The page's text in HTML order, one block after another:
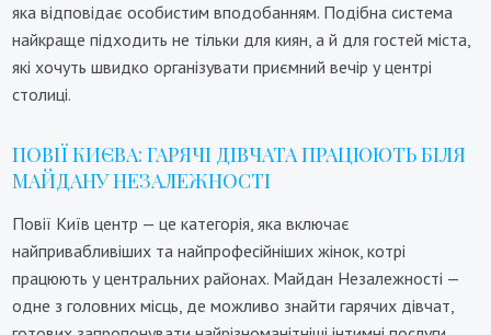
яка відповідає особистим вподобанням. Подібна система
найкраще підходить не тільки для киян, а й для гостей міста,
які хочуть швидко організувати приємний вечір у центрі
столиці.
ПОВІЇ КИЄВА: ГАРЯЧІ ДІВЧАТА ПРАЦЮЮТЬ БІЛЯ
МАЙДАНУ НЕЗАЛЕЖНОСТІ
Повії Київ центр — це категорія, яка включає
найпривабливіших та найпрофесійніших жінок, котрі
працюють у центральних районах. Майдан Незалежності —
одне з головних місць, де можливо знайти гарячих дівчат,